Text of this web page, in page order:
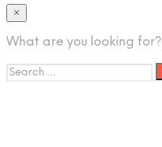
×
What are you looking for?
Search
for: